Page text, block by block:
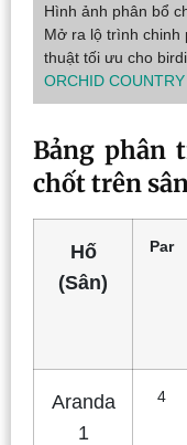
Hình ảnh phân bổ
Mở ra lộ trình chinh
thuật tối ưu cho
ORCHID
Bảng phân
chốt trên
Hố
(Sân)
Par
Aranda
1
4